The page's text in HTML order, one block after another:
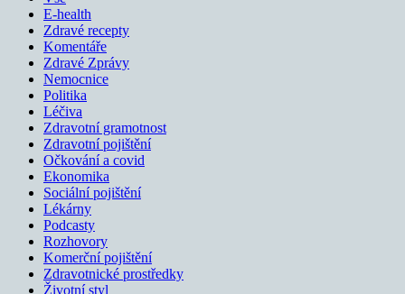
E-health
Zdravé recepty
Komentáře
Zdravé Zprávy
Nemocnice
Politika
Léčiva
Zdravotní gramotnost
Zdravotní pojištění
Očkování a covid
Ekonomika
Sociální pojištění
Lékárny
Podcasty
Rozhovory
Komerční pojištění
Zdravotnické prostředky
Životní styl